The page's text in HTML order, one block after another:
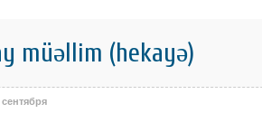
müəllim (hekayə)
сентября